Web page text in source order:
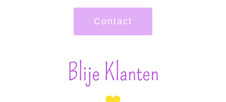
Contact
Blije Klanten